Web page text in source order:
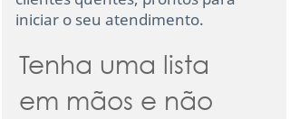
Tenha uma lista
em mãos e não
iniciar o seu atendimento.